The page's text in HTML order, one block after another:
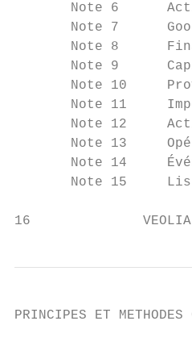
Note 6
Note 7
Note 8
Note 9
Note 10
Note 11
Note 12
Note 13
Note 14
Note 15
16              VEOLIA
PRINCIPES ET